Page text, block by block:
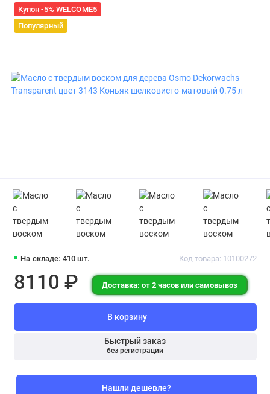
Купон -5% WELCOME5
Популярный
На складе: 410 шт. Код товара: 10100272
8110 ₽ Доставка: от 2 часов или самовывоз
В корзину
Быстрый заказ
без регистрации
Нашли дешевле?